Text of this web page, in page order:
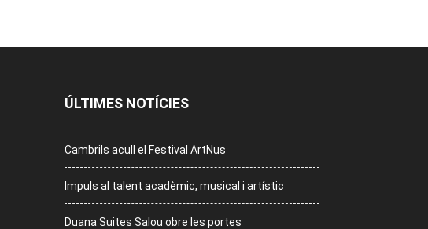
ÚLTIMES NOTÍCIES
Cambrils acull el Festival ArtNus
Impuls al talent acadèmic, musical i artístic
Duana Suites Salou obre les portes